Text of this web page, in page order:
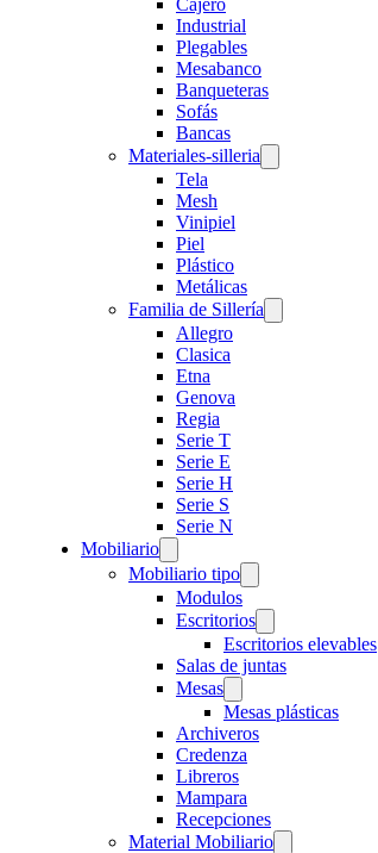
Cajero
Industrial
Plegables
Mesabanco
Banqueteras
Sofás
Bancas
Materiales-silleria
Tela
Mesh
Vinipiel
Piel
Plástico
Metálicas
Familia de Sillería
Allegro
Clasica
Etna
Genova
Regia
Serie T
Serie E
Serie H
Serie S
Serie N
Mobiliario
Mobiliario tipo
Modulos
Escritorios
Escritorios elevables
Salas de juntas
Mesas
Mesas plásticas
Archiveros
Credenza
Libreros
Mampara
Recepciones
Material Mobiliario